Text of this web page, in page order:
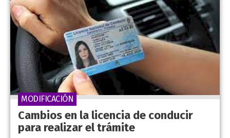
Cambios en la licencia de conducir
para realizar el trámite
MODIFICACIÓN